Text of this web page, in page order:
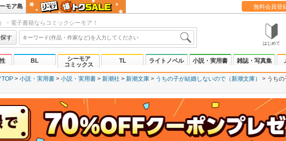
モア島 無料会員登
・電子書籍ならコミックシーモア！
す
はじめて
BL
シーモア
コミックス
TL ライトノベル 小説・実用書 雑誌・写真集
小説・実用書 小説・実用書 新潮社 新潮文庫 うちの子が結婚しないので（新潮文庫）
うち